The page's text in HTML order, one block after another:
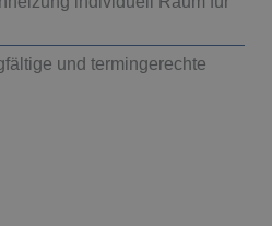
und termingerechte